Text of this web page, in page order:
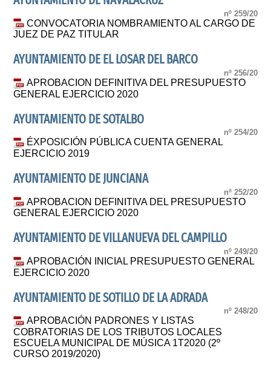
nº 259/20
CONVOCATORIA NOMBRAMIENTO AL CARGO DE
JUEZ DE PAZ TITULAR
AYUNTAMIENTO DE EL LOSAR DEL BARCO
nº 256/20
APROBACION DEFINITIVA DEL PRESUPUESTO
GENERAL EJERCICIO 2020
AYUNTAMIENTO DE SOTALBO
nº 254/20
ÉXPOSICIÓN PÚBLICA CUENTA GENERAL
EJERCICIO 2019
AYUNTAMIENTO DE JUNCIANA
nº 252/20
APROBACION DEFINITIVA DEL PRESUPUESTO
GENERAL EJERCICIO 2020
AYUNTAMIENTO DE VILLANUEVA DEL CAMPILLO
nº 249/20
APROBACIÓN INICIAL PRESUPUESTO GENERAL
EJERCICIO 2020
AYUNTAMIENTO DE SOTILLO DE LA ADRADA
nº 248/20
APROBACIÓN PADRONES Y LISTAS
COBRATORIAS DE LOS TRIBUTOS LOCALES
ESCUELA MUNICIPAL DE MÚSICA 1T2020 (2º
CURSO 2019/2020)